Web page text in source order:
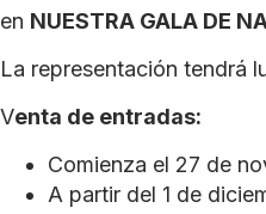
en NUESTRA GALA DE
La representación tendrá
Venta de entradas:
Comienza el 27 de
A partir del 1 de